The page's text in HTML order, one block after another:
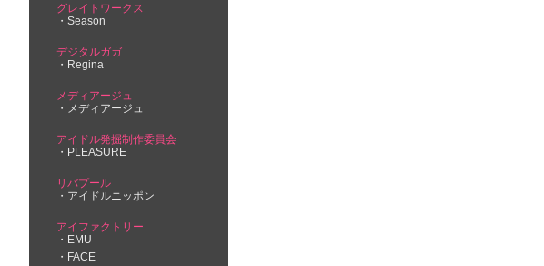
グレイトワークス
Season
デジタルガガ
Regina
メディアージュ
メディアージュ
アイドル発掘制作委員会
PLEASURE
リバプール
アイドルニッポン
アイファクトリー
EMU
FACE